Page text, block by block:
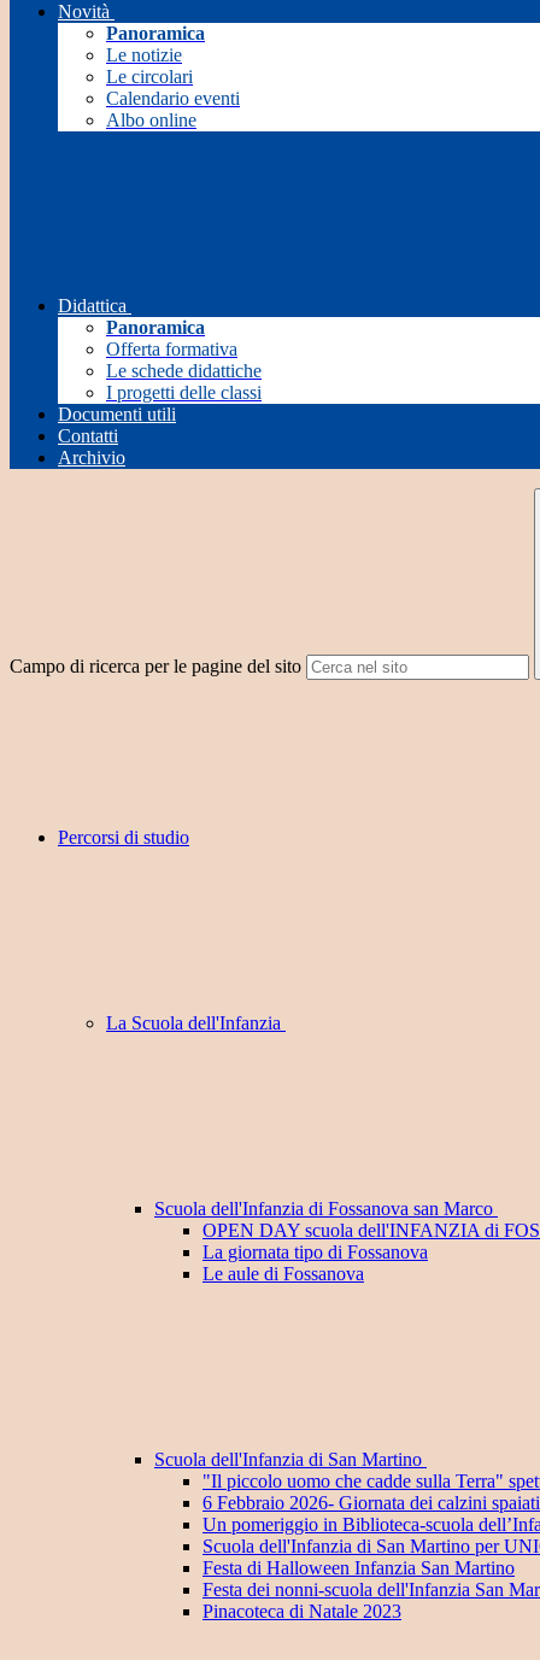
Novità
Panoramica
Le notizie
Le circolari
Calendario eventi
Albo online
Didattica
Panoramica
Offerta formativa
Le schede didattiche
I progetti delle classi
Documenti utili
Contatti
Archivio
Campo di ricerca per le pagine del sito
Percorsi di studio
La Scuola dell'Infanzia
Scuola dell'Infanzia di Fossanova san Marco
OPEN DAY scuola dell'INFANZIA di
La giornata tipo di Fossanova
Le aule di Fossanova
Scuola dell'Infanzia di San Martino
"Il piccolo uomo che cadde sulla Terra"
6 Febbraio 2026- Giornata dei calzini
Un pomeriggio in Biblioteca-scuola
Scuola dell'Infanzia di San Martino per
Festa di Halloween Infanzia San Martino
Festa dei nonni-scuola dell'Infanzia San
Pinacoteca di Natale 2023